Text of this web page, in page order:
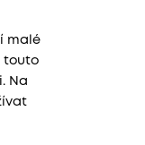
malé
touto
Na